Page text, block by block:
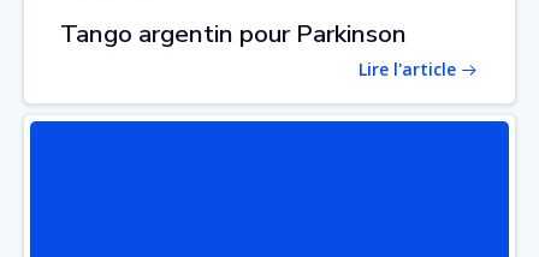
Tango argentin pour Parkinson
Lire l'article